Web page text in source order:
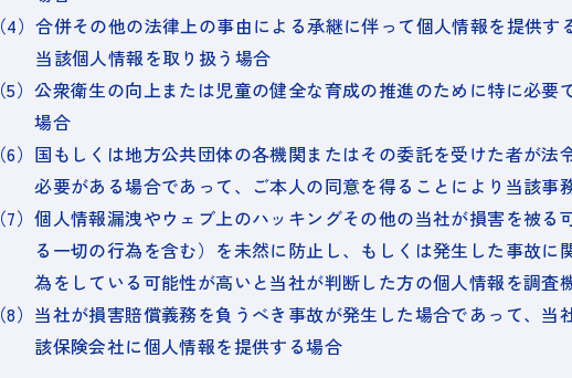
（4）合併その他の法律上の事由による承継に伴って個人情報を提供す
当該個人情報を取り扱う場合
（5）公衆衛生の向上または児童の健全な育成の推進のために特に必
場合
（6） 国もしくは地方公共団体の各機関またはその委託を受けた者が法
必要がある場合であって、ご本人の同意を得ることにより当該
（7）個人情報漏洩やウェブ上のハッキングその他の当社が損害を被
る一切の行為を含む）を未然に防止し、もしくは発生した事故
為をしている可能性が高いと当社が判断した方の個人情報を調査
（8） 当社が損害賠償義務を負うべき事故が発生した場合であって、
該保険会社に個人情報を提供する場合